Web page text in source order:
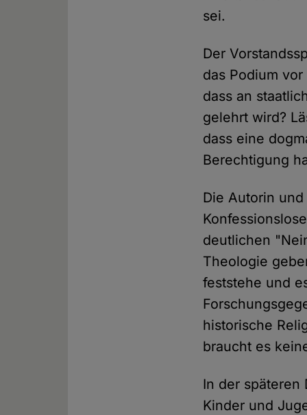
sei.
Der
das Podium
dass an
gelehrt wird?
dass eine
Berechtigung
Die Autorin
deutlichen
Theologie
feststehe und
historische
braucht es
In der späteren
Kinder und